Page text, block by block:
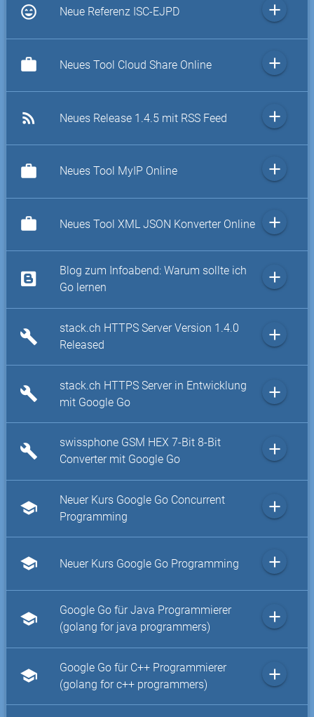
sentiment_very_satisfied Neue Referenz ISC-EJPD add
work Neues Tool Cloud Share Online add
rss_feed Neues Release 1.4.5 mit RSS Feed add
work Neues Tool MyIP Online add
work Neues Tool XML JSON Konverter Online add
Blog zum Infoabend: Warum sollte ich
Go lernen
add
build
stack.ch HTTPS Server Version 1.4.0
Released
add
build
stack.ch HTTPS Server in Entwicklung
mit Google Go
add
build
swissphone GSM HEX 7-Bit 8-Bit
Converter mit Google Go
add
school
Neuer Kurs Google Go Concurrent
Programming
add
school Neuer Kurs Google Go Programming add
school
Google Go für Java Programmierer
(golang for java programmers)
add
school
Google Go für C++ Programmierer
(golang for c++ programmers)
add